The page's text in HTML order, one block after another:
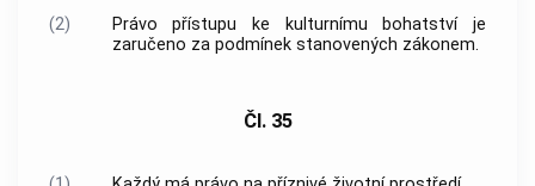
(2)
Právo přístupu ke kulturnímu bohatství je
zaručeno za podmínek stanovených zákonem.
Čl. 35